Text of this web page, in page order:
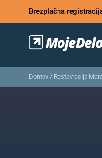
Brezplačna
Domov / Restavracija